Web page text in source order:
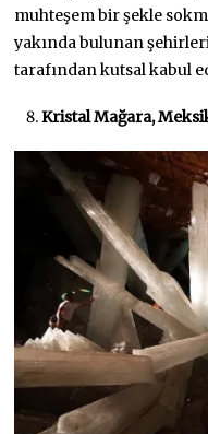
muhteşem bir şekle
yakında bulunan
tarafından kutsal kabul
Kristal Mağara,